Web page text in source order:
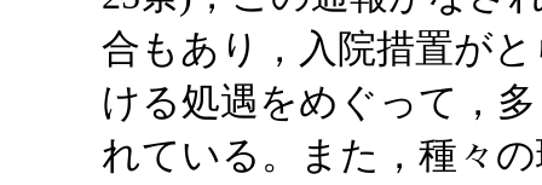
合もあり，入院措置が
ける処遇をめぐって，
れている。また，種々